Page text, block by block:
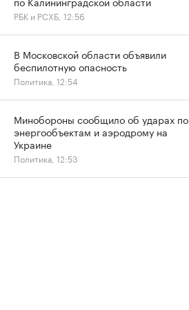
РБК и РСХБ, 12:56
В Московской области объявили
беспилотную опасность
Политика, 12:54
Минобороны сообщило об ударах по
энергообъектам и аэродрому на
Украине
Политика, 12:53